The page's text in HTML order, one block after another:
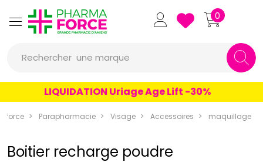
Pharmaforce Grande Pharmacie
0
Rechercher
un produit
une marque
LIQUIDATION Uriage Age Lift -30%
Parapharmacie Visage Accessoires maquillage
Boitier recharge poudre